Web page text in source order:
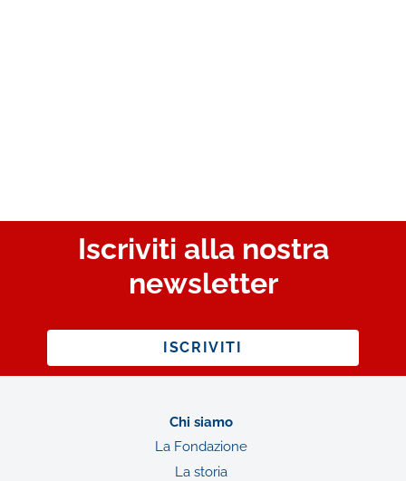
Iscriviti alla nostra
newsletter
ISCRIVITI
Chi siamo
La Fondazione
La storia